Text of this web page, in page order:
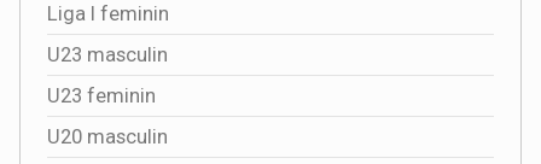
Liga I feminin
U23 masculin
U23 feminin
U20 masculin